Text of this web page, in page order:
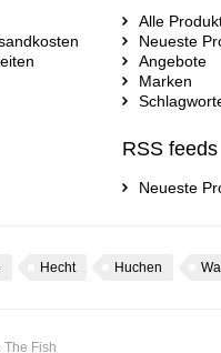
Alle
Neueste
Angebote
Marken
RSS feeds
Neueste
Hecht Huchen
Fish